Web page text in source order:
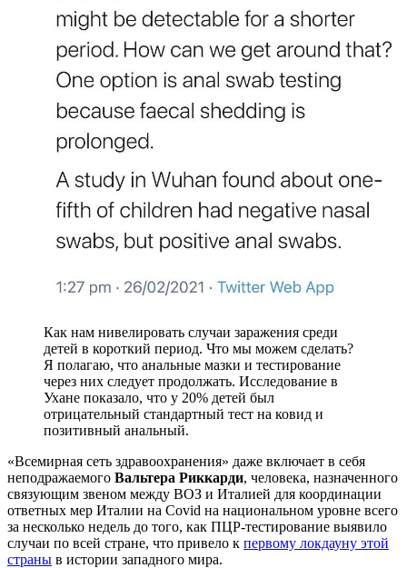
Как нам нивелировать случаи заражения среди
детей в короткий период. Что мы можем сделать?
Я полагаю, что анальные мазки и тестирование
через них следует продолжать. Исследование в
Ухане показало, что у 20% детей был
отрицательный стандартный тест на ковид и
позитивный анальный.
«Всемирная сеть здравоохранения» даже включает в себя
неподражаемого Вальтера Риккарди, человека, назначенного
связующим звеном между ВОЗ и Италией для координации
ответных мер Италии на Covid на национальном уровне всего
за несколько недель до того, как ПЦР-тестирование выявило
случаи по всей стране, что привело к первому локдауну этой
страны в истории западного мира.